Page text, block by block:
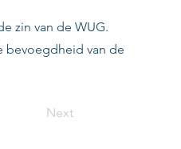
zin van de WUG.
bevoegdheid van de
Next